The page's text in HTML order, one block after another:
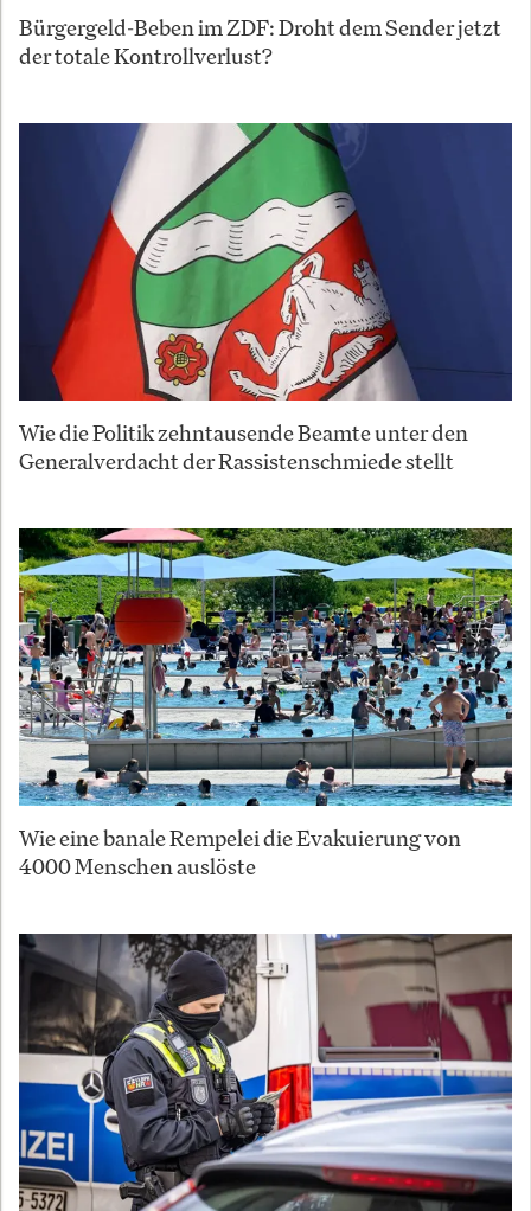
Bürgergeld-Beben im ZDF: Droht dem Sender jetzt
der totale Kontrollverlust?
Wie die Politik zehntausende Beamte unter den
Generalverdacht der Rassistenschmiede stellt
Wie eine banale Rempelei die Evakuierung von
4000 Menschen auslöste